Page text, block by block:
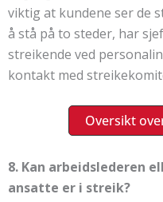
viktig at kundene ser de
å stå på to steder, har
streikende ved
kontakt med
Oversikt
8. Kan arbeidslederen
ansatte er i streik?